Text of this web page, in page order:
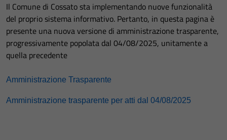
Il Comune di Cossato sta implementando nuove funzionalità
del proprio sistema informativo. Pertanto, in questa pagina è
presente una nuova versione di amministrazione trasparente,
progressivamente popolata dal 04/08/2025, unitamente a
quella precedente
Amministrazione Trasparente
Amministrazione trasparente per atti dal 04/08/2025